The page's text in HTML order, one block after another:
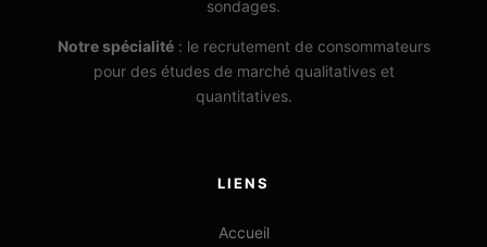
sondages.
Notre spécialité: le recrutement de consommateurs
pour des études de marché qualitatives et
quantitatives.
LIENS
Accueil